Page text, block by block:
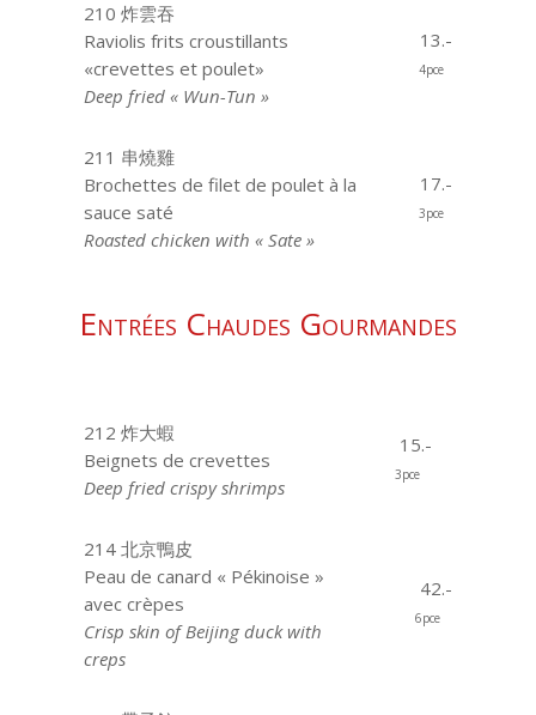
210 炸雲吞
Raviolis frits croustillants
«crevettes et poulet»
Deep fried « Wun-Tun »
13.-
4pce
211 串燒雞
Brochettes de filet de poulet à la
sauce saté
Roasted chicken with « Sate »
17.-
3pce
Entrées Chaudes Gourmandes
212 炸大蝦
Beignets de crevettes
Deep fried crispy shrimps
15.-
3pce
214 北京鴨皮
Peau de canard « Pékinoise »
avec crèpes
Crisp skin of Beijing duck with
creps
42.-
6pce